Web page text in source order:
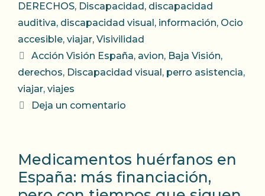
DERECHOS, Discapacidad , discapacidad
auditiva, discapacidad visual , información, Ocio
accesible, viajar, Visivilidad
Etiquetas
Acción Visión España, avion, Baja Visión,
derechos, Discapacidad visual , perro asistencia,
viajar, viajes
Deja un comentario
Medicamentos huérfanos en
España: más financiación,